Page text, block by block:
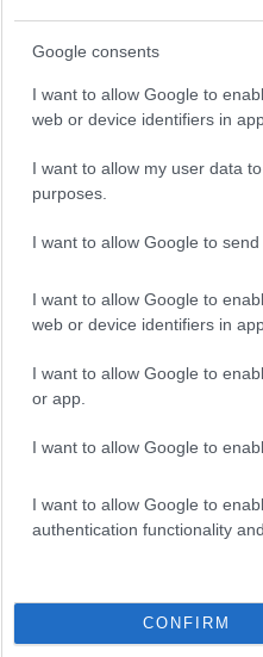
Google consents
I want to allow Google to
web or device identifiers in
I want to allow my user data
purposes.
I want to allow Google to
I want to allow Google to
web or device identifiers in
I want to allow Google to
or app.
I want to allow Google to
I want to allow Google to
authentication functionality
CONFIRM